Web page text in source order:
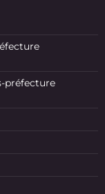
préfecture